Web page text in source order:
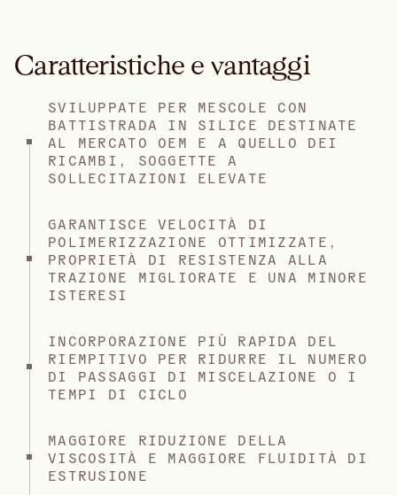
Caratteristiche e vantaggi
SVILUPPATE PER MESCOLE CON
BATTISTRADA IN SILICE DESTINATE
AL MERCATO OEM E A QUELLO DEI
RICAMBI, SOGGETTE A
SOLLECITAZIONI ELEVATE
GARANTISCE VELOCITÀ DI
POLIMERIZZAZIONE OTTIMIZZATE,
PROPRIETÀ DI RESISTENZA ALLA
TRAZIONE MIGLIORATE E UNA MINORE
ISTERESI
INCORPORAZIONE PIÙ RAPIDA DEL
RIEMPITIVO PER RIDURRE IL NUMERO
DI PASSAGGI DI MISCELAZIONE O I
TEMPI DI CICLO
MAGGIORE RIDUZIONE DELLA
VISCOSITÀ E MAGGIORE FLUIDITÀ DI
ESTRUSIONE